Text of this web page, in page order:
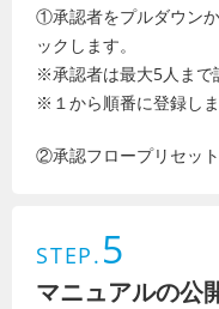
①承認者をプルダウン
ックします。
※承認者は最大5人まで
※１から順番に登録し
②承認フロープリセット
STEP. 5
マニュアルの公